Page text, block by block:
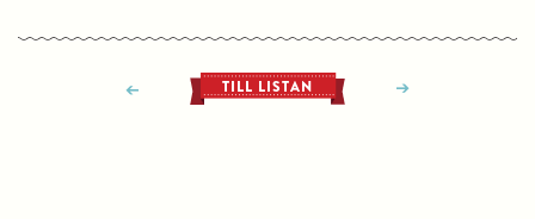
TILL LISTAN